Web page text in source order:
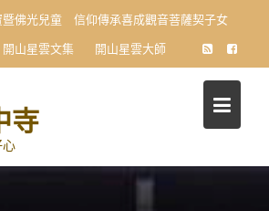
暨佛光兒童 信仰傳承喜成觀音菩薩契子女
開山星雲文集 開山星雲大師
寺